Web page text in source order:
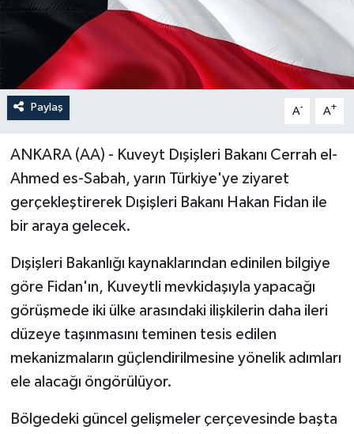
Paylaş A- A+
ANKARA (AA) - Kuveyt Dışişleri Bakanı Cerrah el-
Ahmed es-Sabah, yarın Türkiye'ye ziyaret
gerçekleştirerek Dışişleri Bakanı Hakan Fidan ile
bir araya gelecek.
Dışişleri Bakanlığı kaynaklarından edinilen bilgiye
göre Fidan'ın, Kuveytli mevkidaşıyla yapacağı
görüşmede iki ülke arasındaki ilişkilerin daha ileri
düzeye taşınmasını teminen tesis edilen
mekanizmaların güçlendirilmesine yönelik adımları
ele alacağı öngörülüyor.
Bölgedeki güncel gelişmeler çerçevesinde başta